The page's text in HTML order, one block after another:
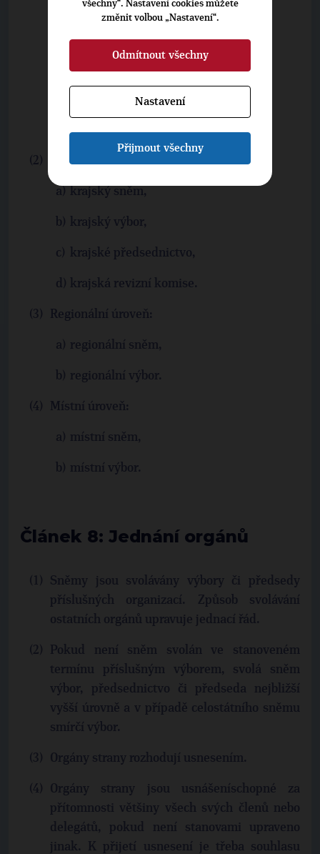
celostátní sněm,
výkonný výbor,
předsednictvo strany,
smírčí výbor,
celostátní revizní komise.
Krajská úroveň:
krajský sněm,
krajský výbor,
krajské předsednictvo,
krajská revizní komise.
Regionální úroveň:
regionální sněm,
regionální výbor.
Místní úroveň:
místní sněm,
místní výbor.
Článek 8: Jednání orgánů
Sněmy jsou svolávány výbory či předsedy
příslušných organizací. Způsob svolávání
ostatních orgánů upravuje jednací řád.
Pokud není sněm svolán ve stanoveném
termínu příslušným výborem, svolá sněm
výbor, předsednictvo či předseda nejbližší
vyšší úrovně a v případě celostátního sněmu
smírčí výbor.
Orgány strany rozhodují usnesením.
Orgány strany jsou usnášeníschopné za
přítomnosti většiny všech svých členů nebo
delegátů, pokud není stanovami upraveno
jinak. K přijetí usnesení je třeba souhlasu
všechny“. Nastavení cookies můžete
změnit volbou „Nastavení“.
Odmítnout všechny
Nastavení
Přijmout všechny